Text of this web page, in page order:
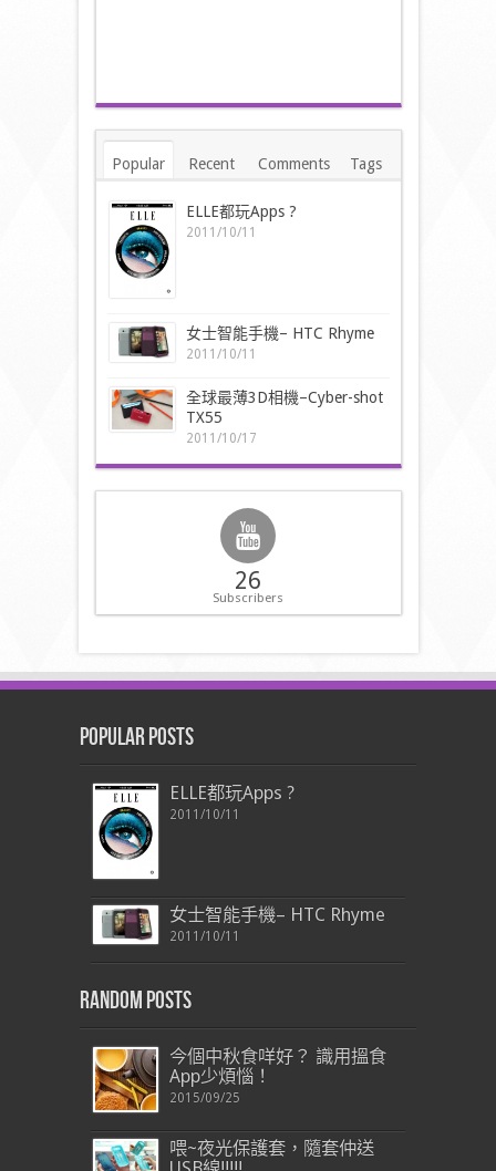
Popular Recent Comments Tags
ELLE都玩Apps ?
2011/10/11
女士智能手機– HTC Rhyme
2011/10/11
全球最薄3D相機–Cyber-shot
TX55
2011/10/17
26
Subscribers
Popular Posts
ELLE都玩Apps ?
2011/10/11
女士智能手機– HTC Rhyme
2011/10/11
Random Posts
今個中秋食咩好？ 識用搵食
App少煩惱！
2015/09/25
喂~夜光保護套，隨套仲送